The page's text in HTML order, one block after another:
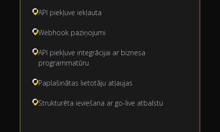
API piekļuve iekļauta
Webhook paziņojumi
API piekļuve integrācijai ar biznesa
programmatūru
Paplašinātas lietotāju atļaujas
Strukturēta ieviešana ar go-live atbalstu